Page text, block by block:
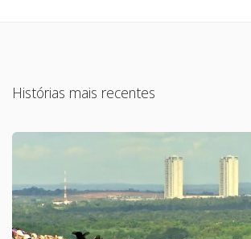
Histórias mais recentes